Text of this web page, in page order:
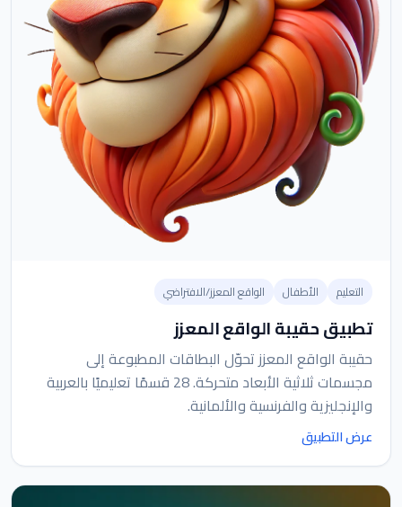
التعليم الأطفال الواقع المعزز/الافتراضي
تطبيق حقيبة الواقع المعزز
حقيبة الواقع المعزز تحوّل البطاقات المطبوعة إلى
مجسمات ثلاثية الأبعاد متحركة. 28 قسمًا تعليميًا بالعربية
والإنجليزية والفرنسية والألمانية.
عرض التطبيق